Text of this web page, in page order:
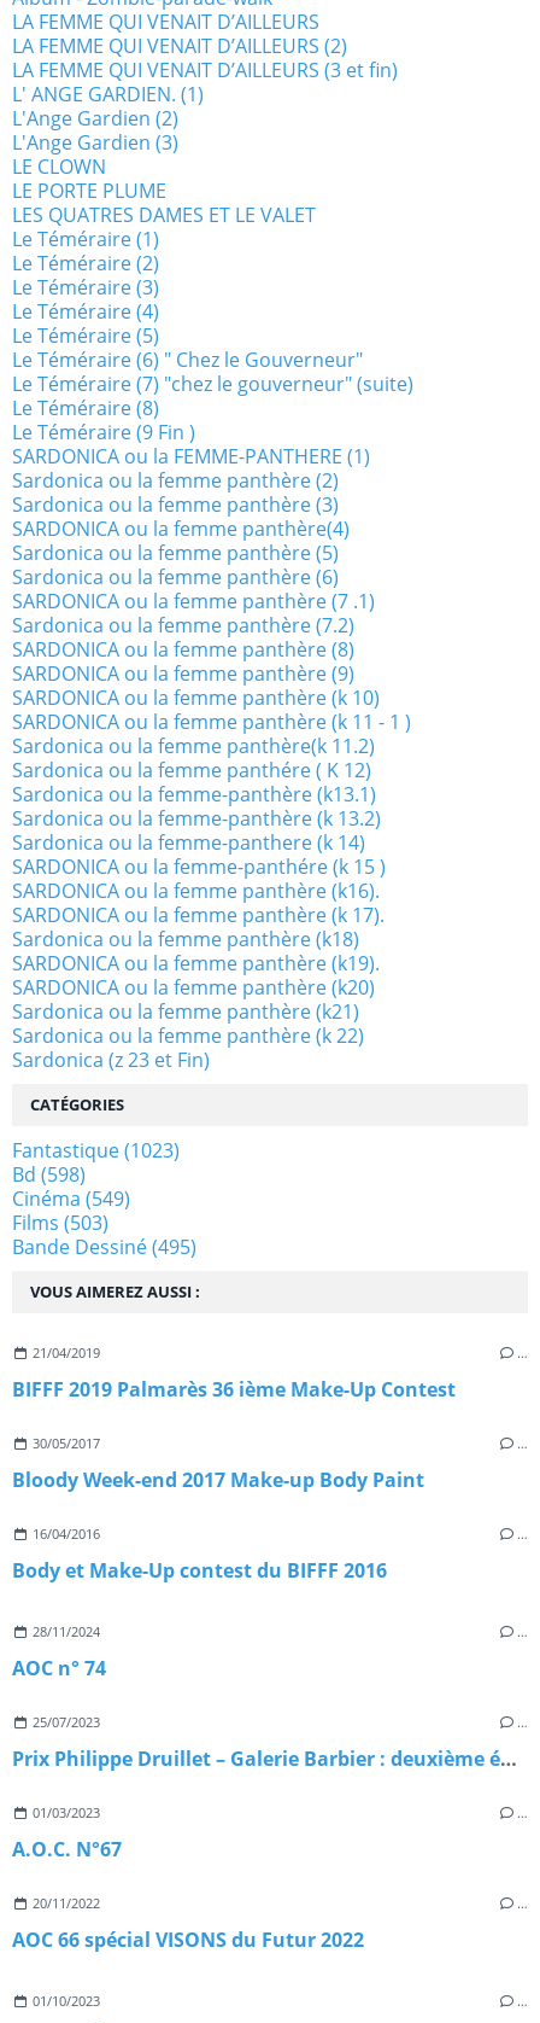
VOUS AIMEREZ AUSSI :
21/04/2019 …
BIFFF 2019 Palmarès 36 ième Make-Up Contest
30/05/2017 …
Bloody Week-end 2017 Make-up Body Paint
16/04/2016 …
Body et Make-Up contest du BIFFF 2016
28/11/2024 …
AOC n° 74
25/07/2023 …
Prix Philippe Druillet – Galerie Barbier : deuxième édition !
01/03/2023 …
A.O.C. N°67
20/11/2022 …
AOC 66 spécial VISONS du Futur 2022
01/10/2023 …
LA FEMME QUI VENAIT D’AILLEURS
LA FEMME QUI VENAIT D’AILLEURS (2)
LA FEMME QUI VENAIT D’AILLEURS (3 et fin)
L' ANGE GARDIEN. (1)
L'Ange Gardien (2)
L'Ange Gardien (3)
LE CLOWN
LE PORTE PLUME
LES QUATRES DAMES ET LE VALET
Le Téméraire (1)
Le Téméraire (2)
Le Téméraire (3)
Le Téméraire (4)
Le Téméraire (5)
Le Téméraire (6) " Chez le Gouverneur"
Le Téméraire (7) "chez le gouverneur" (suite)
Le Téméraire (8)
Le Téméraire (9 Fin )
SARDONICA ou la FEMME-PANTHERE (1)
Sardonica ou la femme panthère (2)
Sardonica ou la femme panthère (3)
SARDONICA ou la femme panthère(4)
Sardonica ou la femme panthère (5)
Sardonica ou la femme panthère (6)
SARDONICA ou la femme panthère (7 .1)
Sardonica ou la femme panthère (7.2)
SARDONICA ou la femme panthère (8)
SARDONICA ou la femme panthère (9)
SARDONICA ou la femme panthère (k 10)
SARDONICA ou la femme panthère (k 11 - 1 )
Sardonica ou la femme panthère(k 11.2)
Sardonica ou la femme panthére ( K 12)
Sardonica ou la femme-panthère (k13.1)
Sardonica ou la femme-panthère (k 13.2)
Sardonica ou la femme-panthere (k 14)
SARDONICA ou la femme-panthére (k 15 )
SARDONICA ou la femme panthère (k16).
SARDONICA ou la femme panthère (k 17).
Sardonica ou la femme panthère (k18)
SARDONICA ou la femme panthère (k19).
SARDONICA ou la femme panthère (k20)
Sardonica ou la femme panthère (k21)
Sardonica ou la femme panthère (k 22)
Sardonica (z 23 et Fin)
CATÉGORIES
Fantastique(1023)
Bd (598)
Cinéma (549)
Films (503)
Bande Dessiné(495)